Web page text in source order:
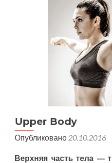
Upper Body
Опубликовано 20.10.2016
Верхняя часть тела —